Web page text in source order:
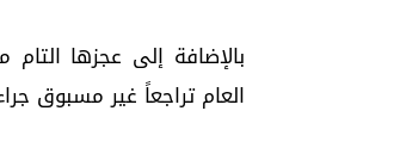
بالإضافة إلى عجزها
العام تراجعاً غير مسبوق